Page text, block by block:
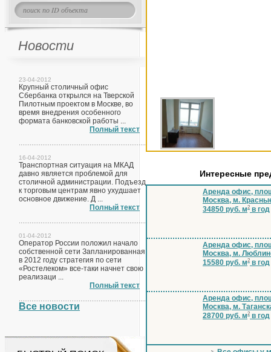
Новости
23-04-2012
Крупный столичный офис
Сбербанка открылся на Тверской
Пилотным проектом в Москве, во
время внедрения особенного
формата банковской работы ...
Полный текст
16-04-2012
Транспортная ситуация на МКАД
давно является проблемой для
столичной администрации. Подъезд
к торговым центрам явно ухудшает
основное движение. Д ...
Полный текст
01-04-2012
Оператор России положил начало
собственной сети Запланированная
в 2012 году стратегия по сети
«Ростелеком» все-таки начнет свою
реализаци ...
Полный текст
Все новости
Интересные
Аренда офис,
Москва, м.
34850 руб. м2 в год
Аренда офис,
Москва, м.
15580 руб. м2 в год
Аренда офис,
Москва, м.
28700 руб. м2 в год